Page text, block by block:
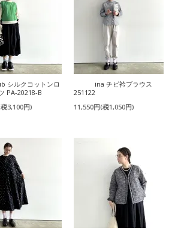
シルクコットンロ
PA-20218-B
3,100円)
ina チビ衿ブラウス
251122
11,550円(税1,050円)